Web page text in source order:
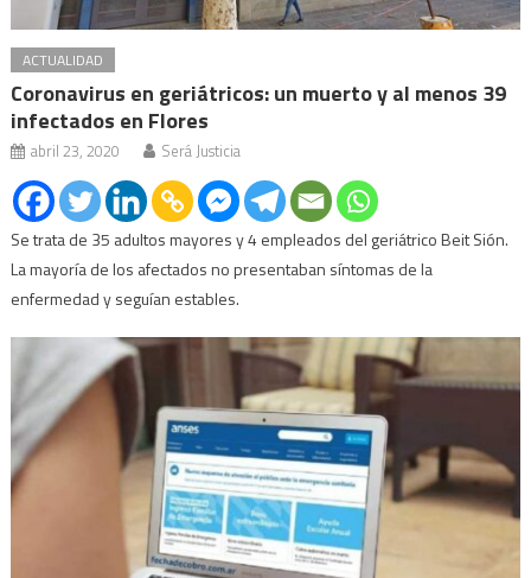
ACTUALIDAD
Coronavirus en geriátricos: un muerto y al menos 39
infectados en Flores
abril 23, 2020 Será Justicia
Se trata de 35 adultos mayores y 4 empleados del geriátrico Beit Sión.
La mayoría de los afectados no presentaban síntomas de la
enfermedad y seguían estables.